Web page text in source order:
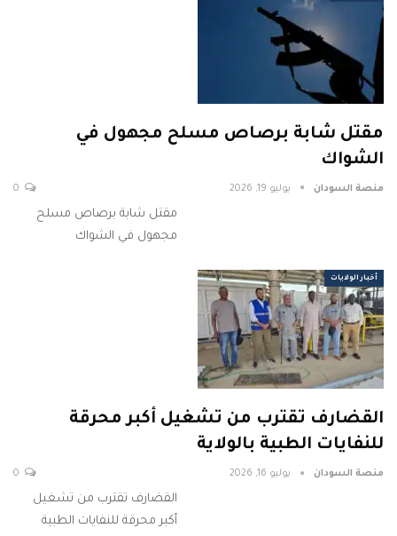
مقتل شابة برصاص مسلح مجهول في
الشواك
منصة السودان يوليو 19, 2026
مقتل شابة برصاص مسلح
مجهول في الشواك
أخبار الولايات
القضارف تقترب من تشغيل أكبر محرقة
للنفايات الطبية بالولاية
منصة السودان يوليو 16, 2026
القضارف تقترب من تشغيل
أكبر محرقة للنفايات الطبية